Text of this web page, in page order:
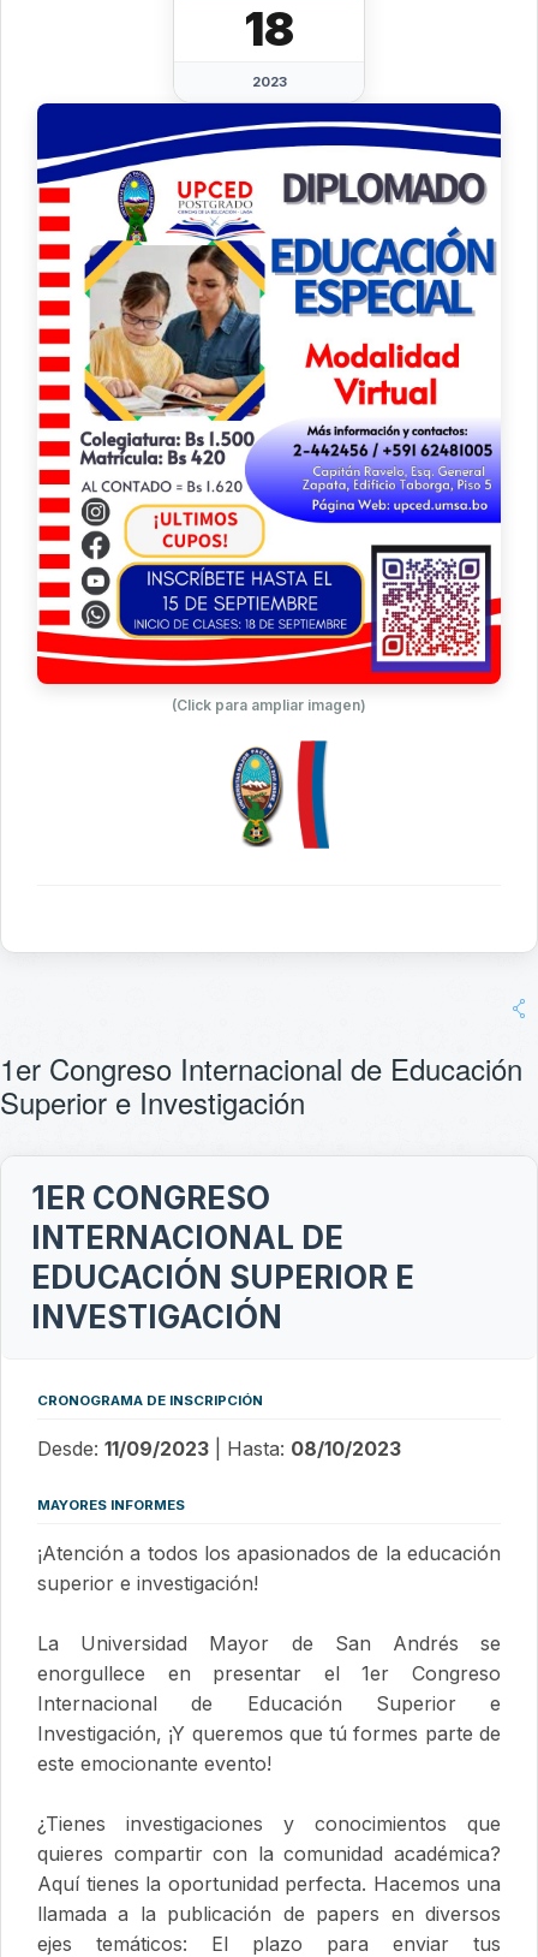
18
2023
(Click para ampliar imagen)
1er Congreso Internacional de Educación
Superior e Investigación
1ER CONGRESO
INTERNACIONAL DE
EDUCACIÓN SUPERIOR E
INVESTIGACIÓN
CRONOGRAMA DE INSCRIPCIÓN
Desde: 11/09/2023 | Hasta: 08/10/2023
MAYORES INFORMES
¡Atención a todos los apasionados de la educación
superior e investigación!
La Universidad Mayor de San Andrés se
enorgullece en presentar el 1er Congreso
Internacional de Educación Superior e
Investigación, ¡Y queremos que tú formes parte de
este emocionante evento!
¿Tienes investigaciones y conocimientos que
quieres compartir con la comunidad académica?
Aquí tienes la oportunidad perfecta. Hacemos una
llamada a la publicación de papers en diversos
ejes temáticos: El plazo para enviar tus